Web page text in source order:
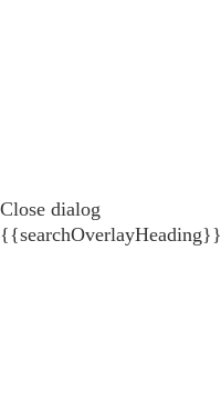
Close dialog
{{searchOverlayHeading}}